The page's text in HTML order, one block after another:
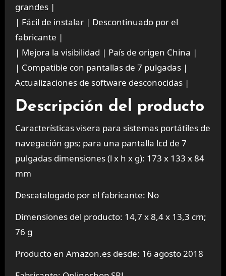
grandes |
| Fácil de instalar | Descontinuado por el
fabricante |
| Mejora la visibilidad | País de origen China |
| Compatible con pantallas de 7 pulgadas |
Actualizaciones de software desconocidas |
Descripción del producto
Características visera para sistemas portátiles de
navegación gps; para una pantalla lcd de 7
pulgadas dimensiones (l x h x g): 173 x 133 x 84
mm
Descatalogado por el fabricante: No
Dimensiones del producto: 14,7 x 8,4 x 13,3 cm;
76 g
Producto en Amazon.es desde: 16 agosto 2018